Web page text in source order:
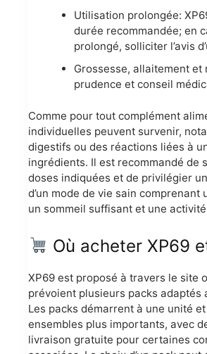
Utilisation prolongée:
durée recommandée; en
prolongé, solliciter l’avis
Grossesse, allaitement et
prudence et conseil
Comme pour tout complément
individuelles peuvent survenir,
digestifs ou des réactions liées à
ingrédients. Il est recommandé de
doses indiquées et de privilégier
d’un mode de vie sain
un sommeil suffisant et une
Où acheter XP69
XP69 est proposé à travers le site
prévoient plusieurs packs adaptés
Les packs démarrent à une unité et
ensembles plus importants, avec
livraison gratuite pour certaines